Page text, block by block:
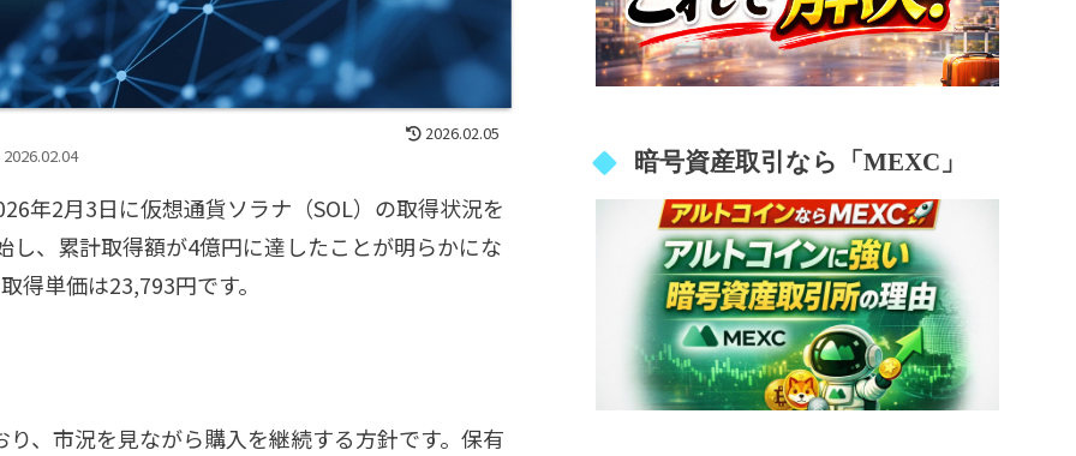
2026.02.05
2026.02.04
年2月3日に仮想通貨ソラナ（SOL）の取得状況を
、累計取得額が4億円に達したことが明らかにな
得単価は23,793円です。
、市況を見ながら購入を継続する方針です。保有
暗号資産取引なら「MEXC」